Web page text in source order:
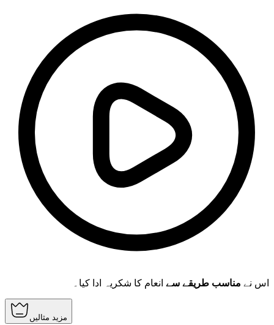
اس نے مناسب طریقے سے انعام کا شکریہ ادا کیا۔
مزید مثالیں